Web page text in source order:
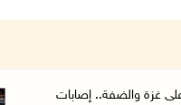
عنهم إ ...
سليمان جنوب بيت لحم
غزة والضفة.. إصابات